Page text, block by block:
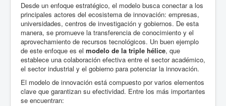
Desde un enfoque estratégico, el modelo busca conectar a los
principales actores del ecosistema de innovación: empresas,
universidades, centros de investigación y gobiernos. De esta
manera, se promueve la transferencia de conocimiento y el
aprovechamiento de recursos tecnológicos. Un buen ejemplo
de este enfoque es el modelo de la triple hélice, que
establece una colaboración efectiva entre el sector académico,
el sector industrial y el gobierno para potenciar la innovación.
El modelo de innovación está compuesto por varios elementos
clave que garantizan su efectividad. Entre los más importantes
se encuentran: